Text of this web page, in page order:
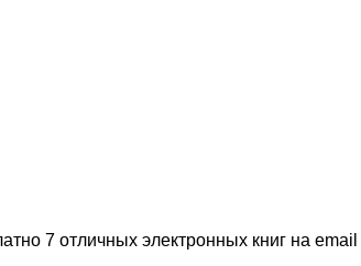
7 отличных электронных книг на email